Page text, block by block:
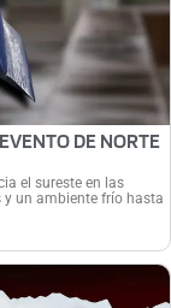
DE NORTE
el sureste en las
un ambiente frío hasta